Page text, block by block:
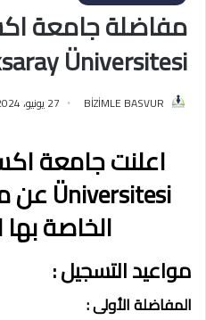
Üniversitesi
BİZİMLE BASVUR 27 يونيو، 2024
اعلنت جامعة
Üniversitesiعن
الخاصة بها
مواعيد التسجيل :
المفاضلة الأولى :